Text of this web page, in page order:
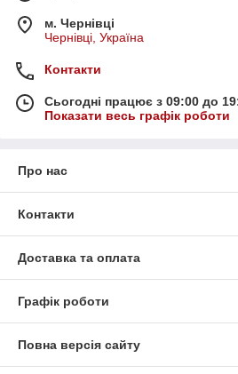
м. Чернівці
Чернівці, Україна
Контакти
Сьогодні працює з 09:00 до
Показати весь графік роботи
Про нас
Контакти
Доставка та оплата
Графік роботи
Повна версія сайту